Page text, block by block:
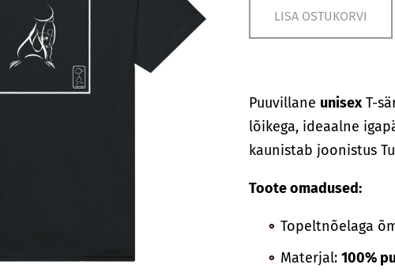
LISA OSTUKORVI
Puuvillane unisexT-
lõikega, ideaalne
kaunistab joonistus
Toote omadused:
Topeltnõelaga
Materjal: 100%